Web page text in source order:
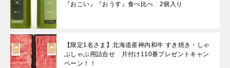
『おこい』『おうす』食べ比べ 2個入り
【限定1名さま】北海道産神内和牛 すき焼き・しゃ
ぶしゃぶ用詰合せ 片付け110番プレゼントキャン
ペーン！！